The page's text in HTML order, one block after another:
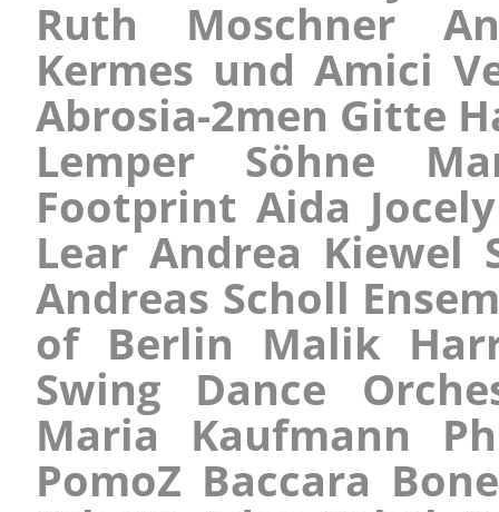
Ruth Moschner
Kermes und Amici
Abrosia-2men Gitte
Lemper Söhne
Footprint Aida
Lear Andrea Kiewel
Andreas Scholl
of Berlin Malik
Swing Dance
Maria Kaufmann
PomoZ Baccara